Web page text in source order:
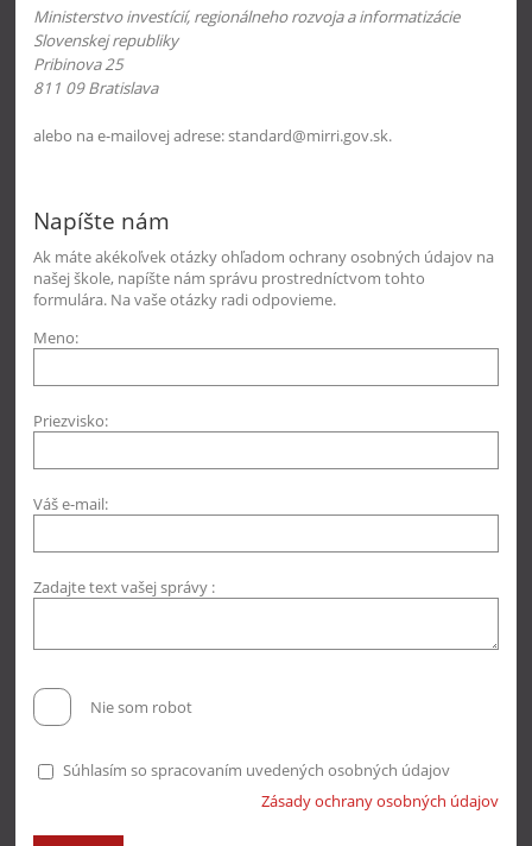
Ministerstvo investícií, regionálneho rozvoja a informatizácie
Slovenskej republiky
Pribinova 25
811 09 Bratislava
alebo na e-mailovej adrese: standard@mirri.gov.sk.
Napíšte nám
Ak máte akékoľvek otázky ohľadom ochrany osobných údajov na
našej škole, napíšte nám správu prostredníctvom tohto
formulára. Na vaše otázky radi odpovieme.
Meno:
Priezvisko:
Váš e-mail:
Zadajte text vašej správy :
Nie som robot
Súhlasím so spracovaním uvedených osobných údajov
Zásady ochrany osobných údajov